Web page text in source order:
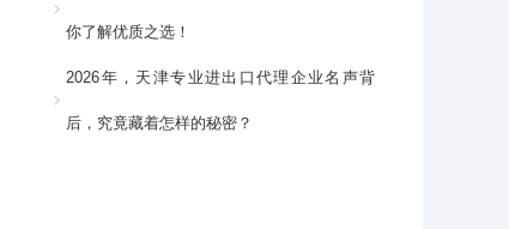
你了解优质之选！
2026年，天津专业进出口代理企业名声背
后，究竟藏着怎样的秘密？